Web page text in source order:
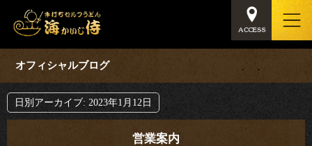
オフィシャルブログ
日別アーカイブ: 2023年1月12日
営業案内